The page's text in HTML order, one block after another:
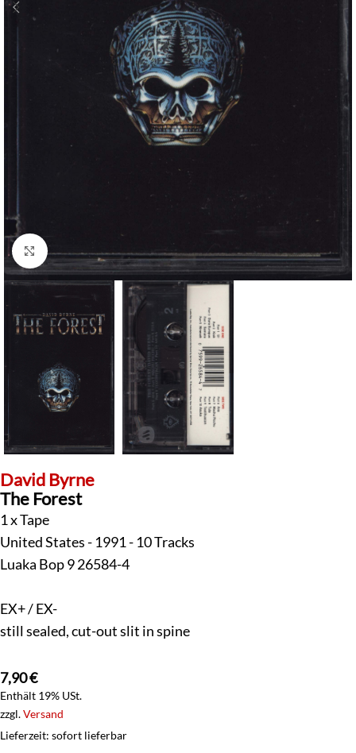
Klick zum Vergrößern
David Byrne
The Forest
1 x Tape
United States - 1991 - 10 Tracks
Luaka Bop 9 26584-4
EX+ / EX-
still sealed, cut-out slit in spine
7,90€
Enthält 19% USt.
zzgl.Versand
Lieferzeit: sofort lieferbar